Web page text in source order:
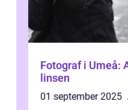
Fotograf i Umeå:
linsen
01 september 2025